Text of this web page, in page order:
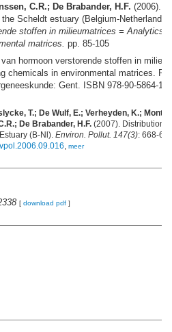
C.R.; De Brabander, H.F. (2006).
Scheldt estuary (Belgium-
stoffen in milieumatrices = Analytics
matrices. pp. 85-105
hormoon verstorende stoffen in
chemicals in environmental matrices.
Gent. ISBN 978-90-5864-
T.; De Wulf, E.; Verheyden, K.;
De Brabander, H.F. (2007). Distribution
(B-Nl). Environ. Pollut. 147(3): 668-
meer
[ download pdf ]